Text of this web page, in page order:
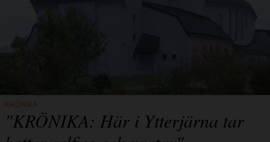
KRÖNIKA
"KRÖNIKA: Här i Ytterjärna tar